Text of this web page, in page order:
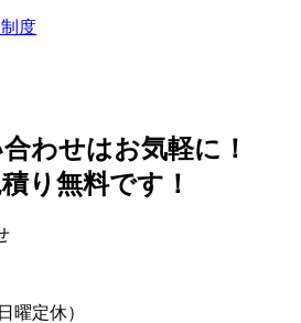
度
わせはお気軽に！
り無料です！
曜定休）